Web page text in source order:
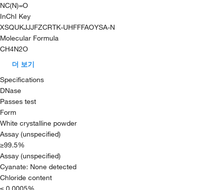
NC(N)=O
InChI Key
XSQUKJJJFZCRTK-UHFFFAOYSA-N
Molecular Formula
CH4N2O
더 보기
Specifications
DNase
Passes test
Form
White crystalline powder
Assay (unspecified)
≥99.5%
Assay (unspecified)
Cyanate: None detected
Chloride content